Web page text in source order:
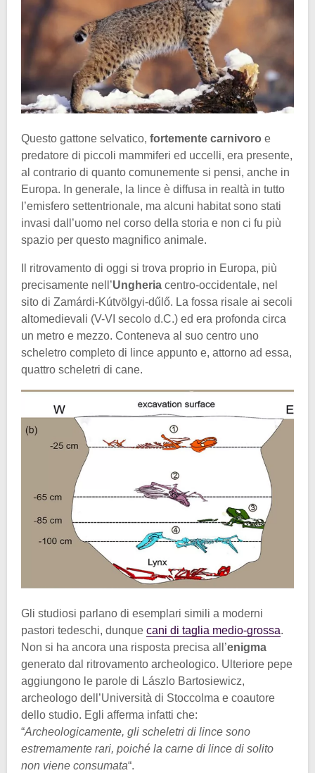
Questo gattone selvatico, fortemente carnivoro e
predatore di piccoli mammiferi ed uccelli, era presente,
al contrario di quanto comunemente si pensi, anche in
Europa. In generale, la lince è diffusa in realtà in tutto
l’emisfero settentrionale, ma alcuni habitat sono stati
invasi dall’uomo nel corso della storia e non ci fu più
spazio per questo magnifico animale.
Il ritrovamento di oggi si trova proprio in Europa, più
precisamente nell’Ungheria centro-occidentale, nel
sito di Zamárdi-Kútvölgyi-dűlő. La fossa risale ai secoli
altomedievali (V-VI secolo d.C.) ed era profonda circa
un metro e mezzo. Conteneva al suo centro uno
scheletro completo di lince appunto e, attorno ad essa,
quattro scheletri di cane.
Gli studiosi parlano di esemplari simili a moderni
pastori tedeschi, dunque cani di taglia medio-grossa.
Non si ha ancora una risposta precisa all’enigma
generato dal ritrovamento archeologico. Ulteriore pepe
aggiungono le parole di Lászlo Bartosiewicz,
archeologo dell’Università di Stoccolma e coautore
dello studio. Egli afferma infatti che:
“Archeologicamente, gli scheletri di lince sono
estremamente rari, poiché la carne di lince di solito
non viene consumata“.